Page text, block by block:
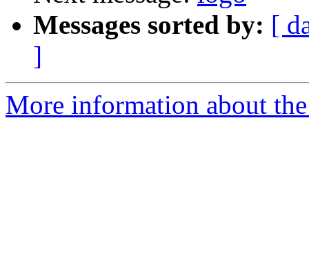
Messages sorted by: [
]
More information about